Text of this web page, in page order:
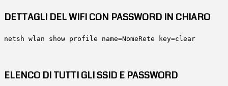
DETTAGLI DEL WIFI CON PASSWORD IN CHIARO
netsh wlan show profile name=NomeRete key=clear
ELENCO DI TUTTI GLI SSID E PASSWORD